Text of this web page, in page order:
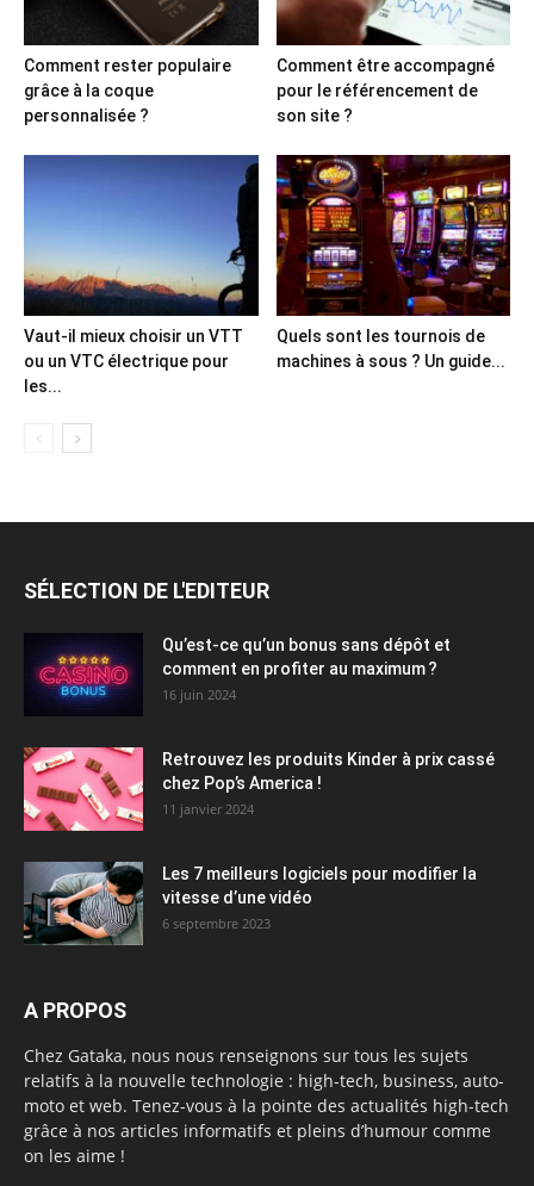
Comment rester populaire
grâce à la coque
personnalisée ?
Comment être accompagné
pour le référencement de
son site ?
Vaut-il mieux choisir un VTT
ou un VTC électrique pour
les...
Quels sont les tournois de
machines à sous ? Un guide...
SÉLECTION DE L'EDITEUR
Qu’est-ce qu’un bonus sans dépôt et
comment en profiter au maximum ?
16 juin 2024
Retrouvez les produits Kinder à prix cassé
chez Pop’s America !
11 janvier 2024
Les 7 meilleurs logiciels pour modifier la
vitesse d’une vidéo
6 septembre 2023
A PROPOS
Chez Gataka, nous nous renseignons sur tous les sujets
relatifs à la nouvelle technologie : high-tech, business, auto-
moto et web. Tenez-vous à la pointe des actualités high-tech
grâce à nos articles informatifs et pleins d’humour comme
on les aime !